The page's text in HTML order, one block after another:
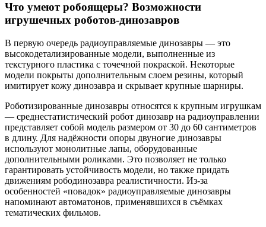
Что умеют робоящеры? Возможности
игрушечных роботов-динозавров
В первую очередь радиоуправляемые динозавры — это
высокодетализированные модели, выполненные из
текстурного пластика с точечной покраской. Некоторые
модели покрыты дополнительным слоем резины, который
имитирует кожу динозавра и скрывает крупные шарниры.
Роботизированные динозавры относятся к крупным игрушкам
— среднестатистический робот динозавр на радиоуправлении
представляет собой модель размером от 30 до 60 сантиметров
в длину. Для надёжности опоры двуногие динозавры
используют монолитные лапы, оборудованные
дополнительными роликами. Это позволяет не только
гарантировать устойчивость модели, но также придать
движениям рободинозавра реалистичности. Из-за
особенностей «повадок» радиоуправляемые динозавры
напоминают автоматонов, применявшихся в съёмках
тематических фильмов.